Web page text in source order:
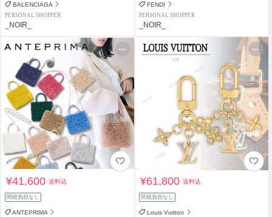
BALENCIAGA
PERSONAL SHOPPER
_NOIR_
FENDI
PERSONAL SHOPPER
_NOIR_
¥41,600送料込
関税負担なし
ANTEPRIMA
¥61,800送料込
関税負担なし
Louis Vuitton